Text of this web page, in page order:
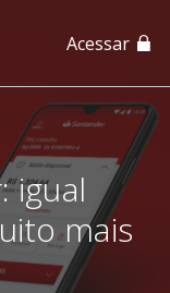
Acessar
igual
mais